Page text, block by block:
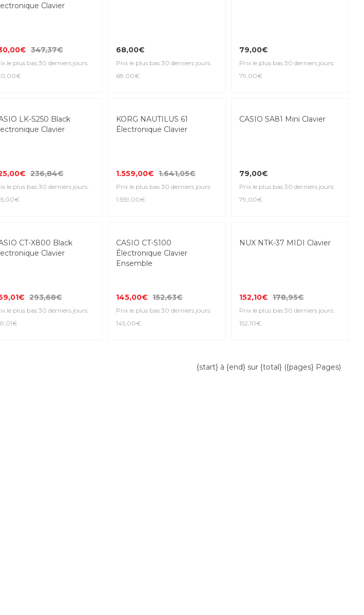
Clavier
347,37€
le plus bas 30 derniers jours:
68,00€
Prix le plus bas 30 derniers jours:
68,00€
79,00€
Prix le plus bas 30 derniers jours:
79,00€
LK-S250 Black
Clavier
236,84€
le plus bas 30 derniers jours:
KORG NAUTILUS 61
Électronique Clavier
1.559,00€ 1.641,05€
Prix le plus bas 30 derniers jours:
1.559,00€
CASIO SA81 Mini Clavier
79,00€
Prix le plus bas 30 derniers jours:
79,00€
CT-X800 Black
Clavier
293,68€
le plus bas 30 derniers jours:
CASIO CT-S100
Électronique Clavier
Ensemble
145,00€ 152,63€
Prix le plus bas 30 derniers jours:
145,00€
NUX NTK-37 MIDI Clavier
152,10€ 178,95€
Prix le plus bas 30 derniers jours:
152,10€
{start} à {end} sur {total} ({pages} Pages)